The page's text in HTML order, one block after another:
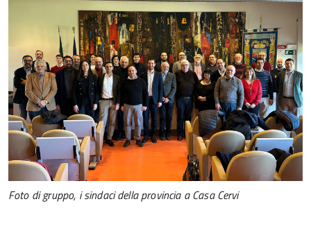
Foto di gruppo, i sindaci della provincia a Casa Cervi